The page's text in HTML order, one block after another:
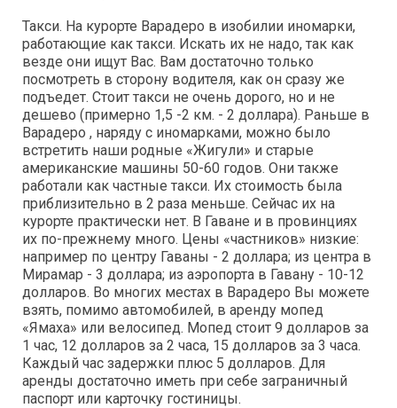
Такси. На курорте Варадеро в изобилии иномарки,
работающие как такси. Искать их не надо, так как
везде они ищут Вас. Вам достаточно только
посмотреть в сторону водителя, как он сразу же
подъедет. Стоит такси не очень дорого, но и не
дешево (примерно 1,5 -2 км. - 2 доллара). Раньше в
Варадеро , наряду с иномарками, можно было
встретить наши родные «Жигули» и старые
американские машины 50-60 годов. Они также
работали как частные такси. Их стоимость была
приблизительно в 2 раза меньше. Сейчас их на
курорте практически нет. В Гаване и в провинциях
их по-прежнему много. Цены «частников» низкие:
например по центру Гаваны - 2 доллара; из центра в
Мирамар - 3 доллара; из аэропорта в Гавану - 10-12
долларов. Во многих местах в Варадеро Вы можете
взять, помимо автомобилей, в аренду мопед
«Ямаха» или велосипед. Мопед стоит 9 долларов за
1 час, 12 долларов за 2 часа, 15 долларов за 3 часа.
Каждый час задержки плюс 5 долларов. Для
аренды достаточно иметь при себе заграничный
паспорт или карточку гостиницы.